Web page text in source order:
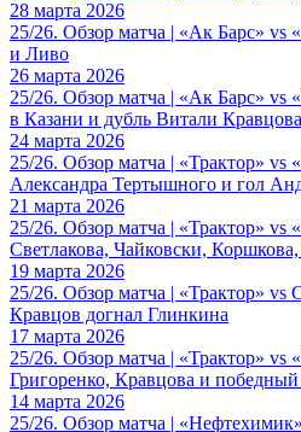
28 марта 2026
25/26. Обзор матча | «Ак Барс» vs
и Ливо
26 марта 2026
25/26. Обзор матча | «Ак Барс» vs
в Казани и дубль Витали Кравцова
24 марта 2026
25/26. Обзор матча | «Трактор»
Александра Тертышного и гол
21 марта 2026
25/26. Обзор матча | «Трактор» vs
Светлакова, Чайковски,
19 марта 2026
25/26. Обзор матча | «Трактор»
Кравцов догнал Глинкина
17 марта 2026
25/26. Обзор матча | «Трактор»
Григоренко, Кравцова и победный
14 марта 2026
25/26. Обзор матча |